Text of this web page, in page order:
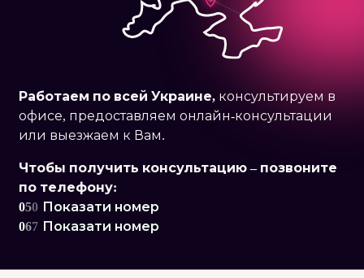
Работаем по всей Украине, консультируем в
офисе, предоставляем онлайн-консультации
или выезжаем к Вам.
Чтобы получить консультацию – позвоните
по телефону:
050 Показати номер
067 Показати номер